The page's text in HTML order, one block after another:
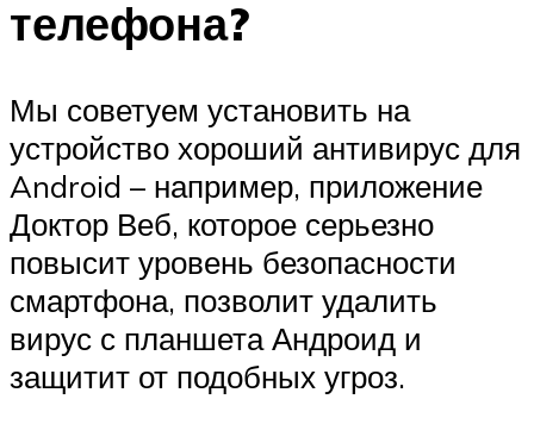
телефона?
Мы советуем установить на
устройство хороший антивирус для
Android – например, приложение
Доктор Веб, которое серьезно
повысит уровень безопасности
смартфона, позволит удалить
вирус с планшета Андроид и
защитит от подобных угроз.